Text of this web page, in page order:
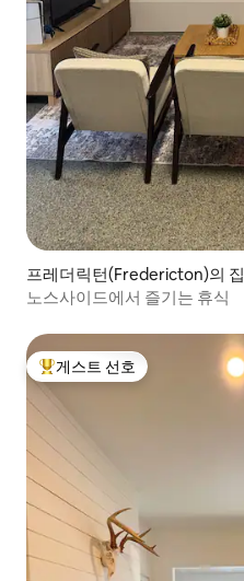
프레더릭턴(Fredericton)의 집
노스사이드에서 즐기는 휴식
상위 게스트 선호
게스트 선호